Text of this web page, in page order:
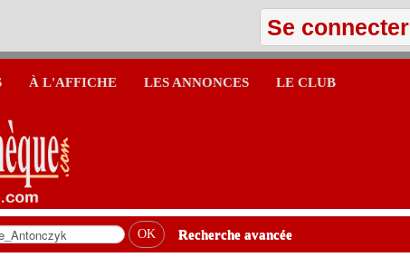
Se connecter
À L'AFFICHE LES ANNONCES LE CLUB
Recherche avancée